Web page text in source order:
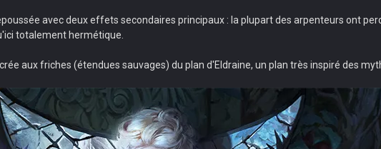
avec deux effets secondaires principaux : la plupart des arpenteurs ont
totalement hermétique.
aux friches (étendues sauvages) du plan d'Eldraine, un plan très inspiré des